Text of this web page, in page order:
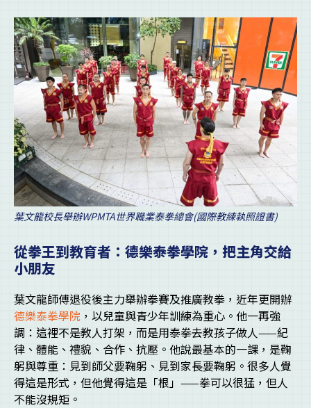
葉文龍校長舉辦WPMTA世界職業泰拳總會(國際教練執照證書)
從拳王到教育者：德樂泰拳學院，把主角交給
小朋友
葉文龍師傅退役後主力舉辦拳賽及推廣教拳，近年更開辦
德樂泰拳學院 ，以兒童與青少年訓練為重心。他一再強
調：這裡不是教人打架，而是用泰拳去教孩子做人——紀
律、體能、禮貌、合作、抗壓。他說最基本的一課，是鞠
躬與尊重：見到師父要鞠躬、見到家長要鞠躬。很多人覺
得這是形式，但他覺得這是「根」——拳可以很猛，但人
不能沒規矩。